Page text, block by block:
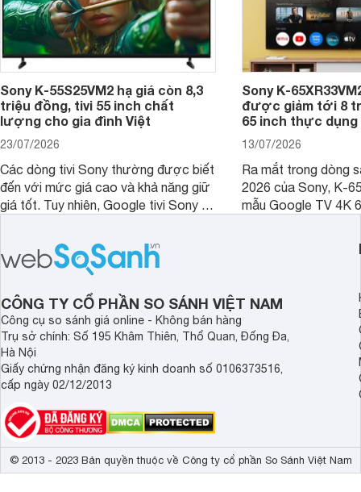
Sony K-55S25VM2 hạ giá còn 8,3
triệu đồng, tivi 55 inch chất
lượng cho gia đình Việt
23/07/2026
Các dòng tivi Sony thường được biết
đến với mức giá cao và khả năng giữ
giá tốt. Tuy nhiên, Google tivi Sony 55
hợp đáng chú ý khi có mức giá dễ
tiếp cận hơn dù mới ra mắt trong năm
Sony K-
được giảm tới 8
65 inch thực
13/07/2026
Ra mắt trong dòng
2026 của Sony, K-
mẫu Google TV 4K
tảng Google TV
nghệ hỗ trợ nâng
CÔNG TY CỔ PHẦN SO SÁNH VIỆT NAM
Công cụ so sánh giá online - Không bán hàng
Trụ sở chính: Số 195 Khâm Thiên, Thổ Quan, Đống Đa,
Hà Nội
Giấy chứng nhận đăng ký kinh doanh số 0106373516,
cấp ngày 02/12/2013
© 2013 - 2023 Bản quyền thuộc về Công ty cổ phần So Sánh Việt Nam